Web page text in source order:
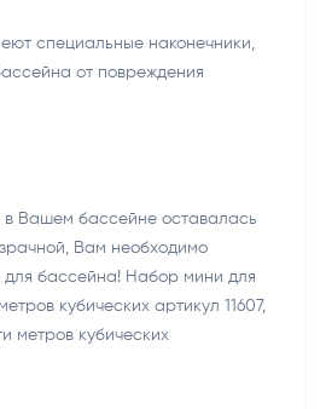
специальные наконечники,
от повреждения
в Вашем бассейне оставалась
Вам необходимо
для бассейна! Набор мини для
кубических артикул 11607,
метров кубических